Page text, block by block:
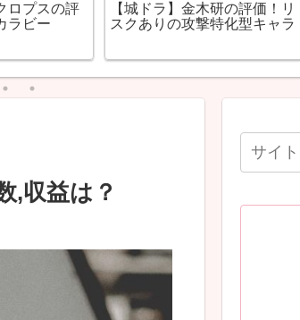
ロプスの評
ラビー
【城ドラ】金木研の評価！リ
スクありの攻撃特化型キャラ
,収益は？